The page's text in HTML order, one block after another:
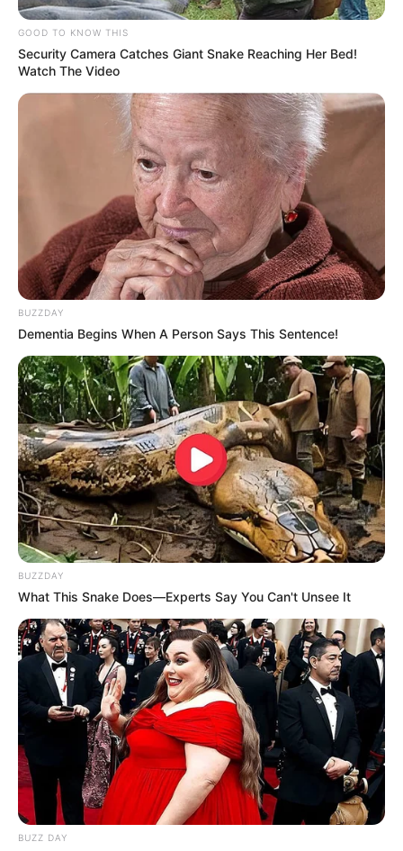
TAGS
ΠΡΟΣΛΗΨΕΙΣ
ΧΑΛΚΙΔΑ ΝΕΑ
ΤΑΥΤΟΤΗΤΑ ΚΑΙ ΕΠΙΚΟΙΝΩΝΙΑ ΟΡΟΙ ΧΡΗΣΗΣ
GOOD TO KNOW THIS
Security Camera Catches Giant Snake Reaching Her Bed!
Watch The Video
BUZZDAY
Dementia Begins When A Person Says This Sentence!
BUZZDAY
What This Snake Does—Experts Say You Can't Unsee It
BUZZ DAY